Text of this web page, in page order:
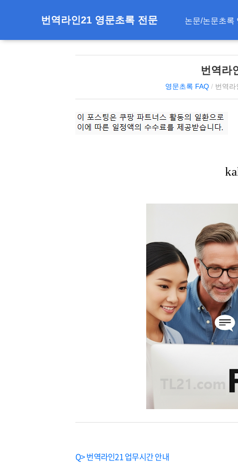
번역라인21 영문초록 전문 논문/논문초록
번역라
영문초록 FAQ / 번역
Q> 번역라인21 업무시간 안내